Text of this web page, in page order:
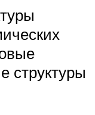
структуры